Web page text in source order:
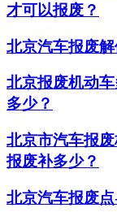
才可以报废？
北京汽车报废
北京报废机动
多少？
北京市汽车报
报废补多少？
北京汽车报废